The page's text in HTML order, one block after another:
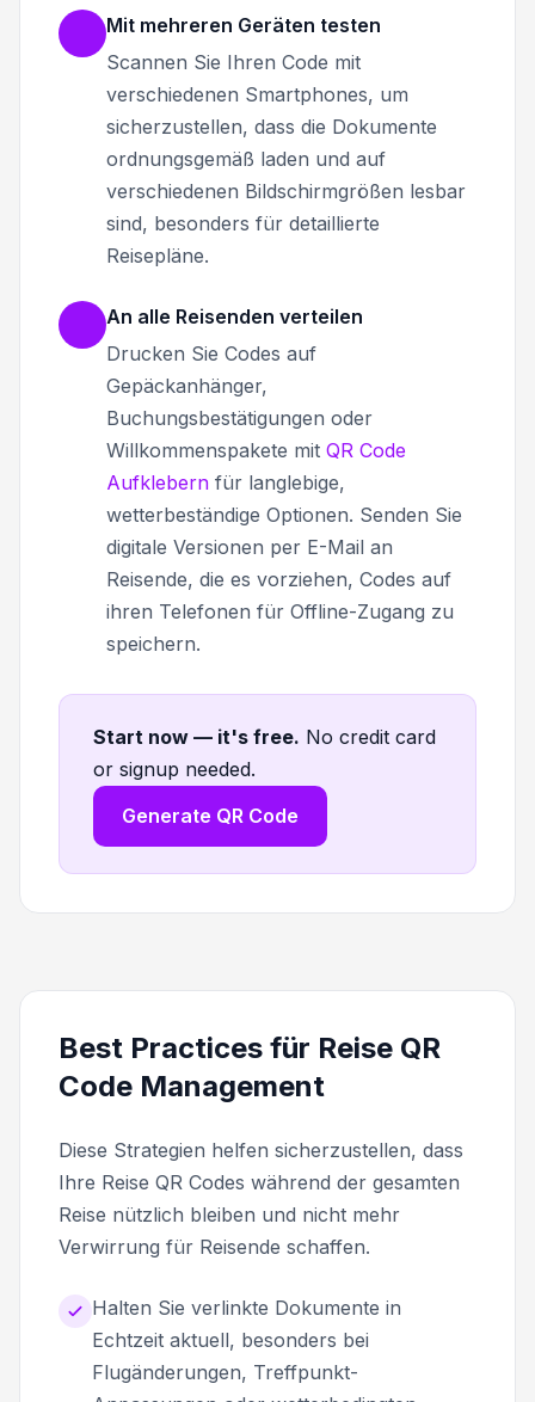
Mit mehreren Geräten testen
Scannen Sie Ihren Code mit
verschiedenen Smartphones, um
sicherzustellen, dass die Dokumente
ordnungsgemäß laden und auf
verschiedenen Bildschirmgrößen lesbar
sind, besonders für detaillierte
Reisepläne.
An alle Reisenden verteilen
Drucken Sie Codes auf
Gepäckanhänger,
Buchungsbestätigungen oder
Willkommenspakete mit QR Code
Aufklebern für langlebige,
wetterbeständige Optionen. Senden Sie
digitale Versionen per E-Mail an
Reisende, die es vorziehen, Codes auf
ihren Telefonen für Offline-Zugang zu
speichern.
Start now — it's free. No credit card
or signup needed.
Generate QR Code
Best Practices für Reise QR
Code Management
Diese Strategien helfen sicherzustellen, dass
Ihre Reise QR Codes während der gesamten
Reise nützlich bleiben und nicht mehr
Verwirrung für Reisende schaffen.
Halten Sie verlinkte Dokumente in
Echtzeit aktuell, besonders bei
Flugänderungen, Treffpunkt-